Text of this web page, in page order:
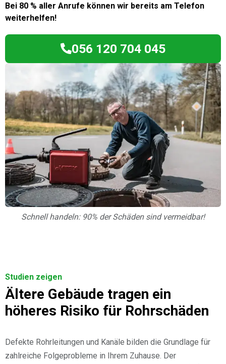
Schnell handeln: 90% der Schäden sind vermeidbar!
Bei 80 % aller Anrufe können wir bereits am Telefon
weiterhelfen!
056 120 704 045
Studien zeigen
Ältere Gebäude tragen ein
höheres Risiko für Rohrschäden
Defekte Rohrleitungen und Kanäle bilden die Grundlage für
zahlreiche Folgeprobleme in Ihrem Zuhause. Der